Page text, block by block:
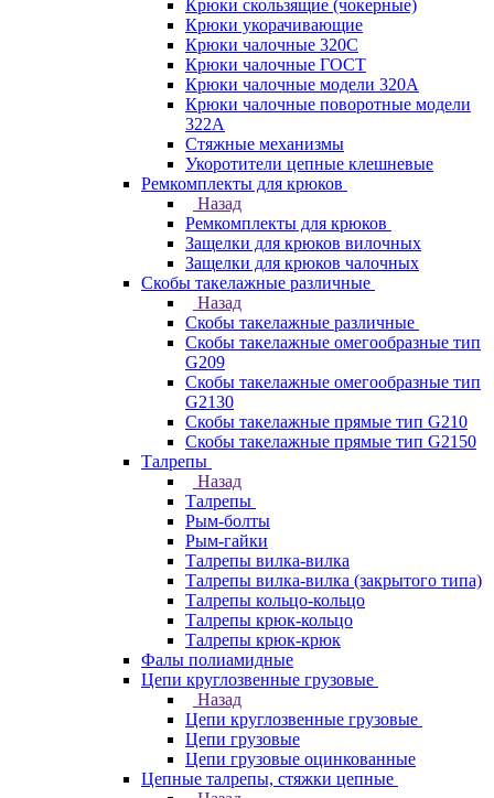
Крюки скользящие (чокерные)
Крюки укорачивающие
Крюки чалочные 320C
Крюки чалочные ГОСТ
Крюки чалочные модели 320А
Крюки чалочные поворотные модели
322А
Стяжные механизмы
Укоротители цепные клешневые
Ремкомплекты для крюков
Назад
Ремкомплекты для крюков
Защелки для крюков вилочных
Защелки для крюков чалочных
Скобы такелажные различные
Назад
Скобы такелажные различные
Скобы такелажные омегообразные тип
G209
Скобы такелажные омегообразные тип
G2130
Скобы такелажные прямые тип G210
Скобы такелажные прямые тип G2150
Талрепы
Назад
Талрепы
Рым-болты
Рым-гайки
Талрепы вилка-вилка
Талрепы вилка-вилка (закрытого типа)
Талрепы кольцо-кольцо
Талрепы крюк-кольцо
Талрепы крюк-крюк
Фалы полиамидные
Цепи круглозвенные грузовые
Назад
Цепи круглозвенные грузовые
Цепи грузовые
Цепи грузовые оцинкованные
Цепные талрепы, стяжки цепные